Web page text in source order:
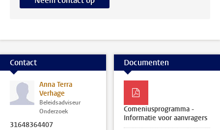
Contact
Anna Terra
Verhage
Beleidsadviseur
Onderzoek
31648364407
Documenten
Comeniusprogramma -
Informatie voor aanvragers